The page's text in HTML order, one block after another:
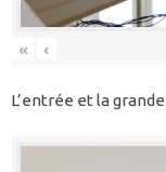
« ‹
L’entrée et la